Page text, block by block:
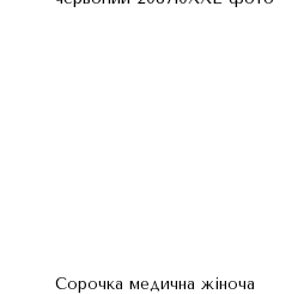
Сорочка медична жіноча